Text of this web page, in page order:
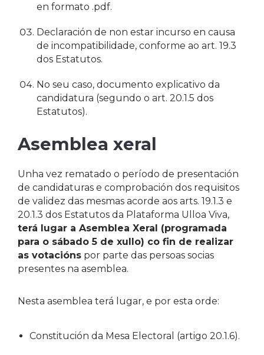
en formato .pdf.
Declaración de non estar incurso en causa
de incompatibilidade, conforme ao art. 19.3
dos Estatutos.
No seu caso, documento explicativo da
candidatura (segundo o art. 20.1.5 dos
Estatutos).
Asemblea xeral
Unha vez rematado o período de presentación
de candidaturas e comprobación dos requisitos
de validez das mesmas acorde aos arts. 19.1.3 e
20.1.3 dos Estatutos da Plataforma Ulloa Viva,
terá lugar a Asemblea Xeral (programada
para o sábado 5 de xullo) co fin de realizar
as votacións por parte das persoas socias
presentes na asemblea.
Nesta asemblea terá lugar, e por esta orde:
Constitución da Mesa Electoral (artigo 20.1.6).